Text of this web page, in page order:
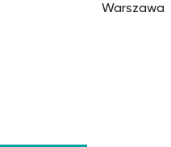
Warszawa